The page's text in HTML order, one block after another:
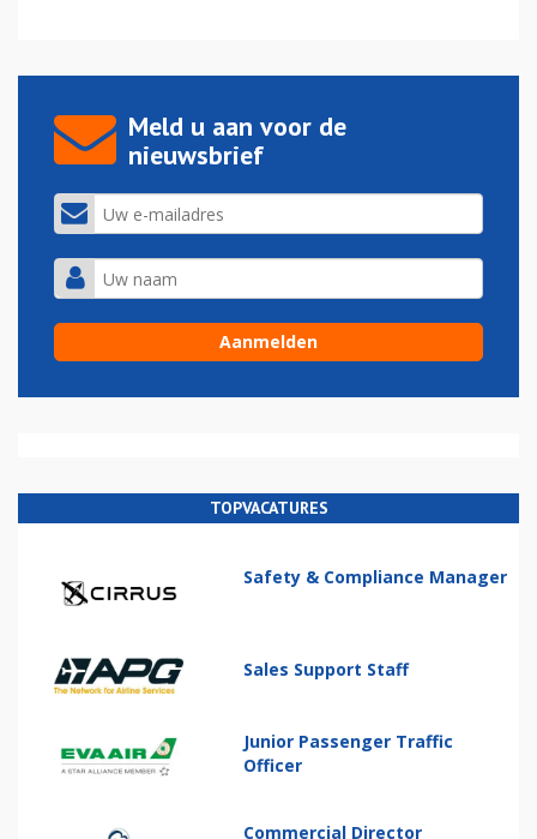
Meld u aan voor de
nieuwsbrief
TOPVACATURES
Safety & Compliance Manager
Sales Support Staff
Junior Passenger Traffic
Officer
Commercial Director